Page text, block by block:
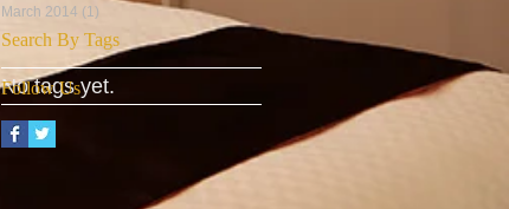
March 2014 (1)
Search By Tags
No tags yet.
Follow Us